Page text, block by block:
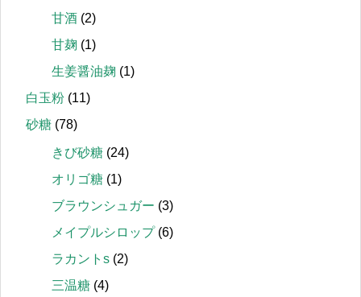
甘酒 (2)
甘麹 (1)
生姜醤油麹 (1)
白玉粉 (11)
砂糖 (78)
きび砂糖 (24)
オリゴ糖 (1)
ブラウンシュガー (3)
メイプルシロップ(6)
ラカントs (2)
三温糖 (4)